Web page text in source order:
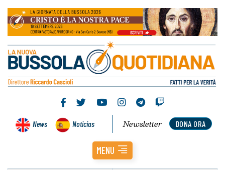
News Noticias DONA ORA
Newsletter
MENU